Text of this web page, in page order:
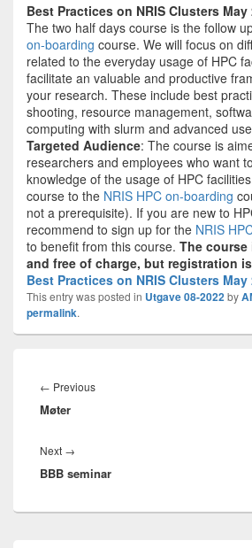
Best Practices on NRIS Clusters May
The two half days course is the follow
on-boarding course. We will focus on
related to the everyday usage of HPC
facilitate an valuable and productive
your research. These include best
shooting, resource management,
computing with slurm and advanced
Targeted Audience: The course is
researchers and employees who want
knowledge of the usage of HPC
course to the NRIS HPC on-boarding
not a prerequisite). If you are new to
recommend to sign up for the NRIS
to benefit from this course. The
and free of charge, but registration
Best Practices on NRIS Clusters May
This entry was posted in Utgave 08-2022by
permalink.
← PreviousPrevious
Møter
Next →
post:
BBB seminar